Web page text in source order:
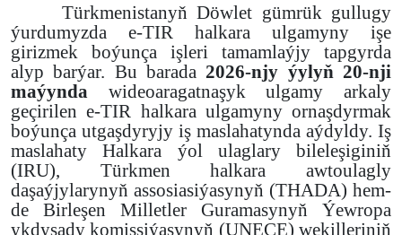
Türkmenistanyň Döwlet gümrük gullugy
ýurdumyzda e-TIR halkara ulgamyny işe
girizmek boýunça işleri tamamlaýjy tapgyrda
alyp barýar. Bu barada2026-njy ýylyň 20-nji
maýynda wideoaragatnaşyk ulgamy arkaly
geçirilen e-TIR halkara ulgamyny ornaşdyrmak
boýunça utgaşdyryjy iş maslahatynda aýdyldy. Iş
maslahaty Halkara ýol ulaglary bileleşiginiň
(IRU), Türkmen halkara awtoulagly
daşaýjylarynyň assosiasiýasynyň (THADA) hem-
de Birleşen Milletler Guramasynyň Ýewropa
ykdysady komissiýasynyň (UNECE) wekilleriniň